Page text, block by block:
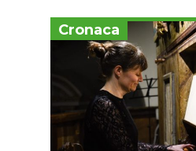
Cronaca